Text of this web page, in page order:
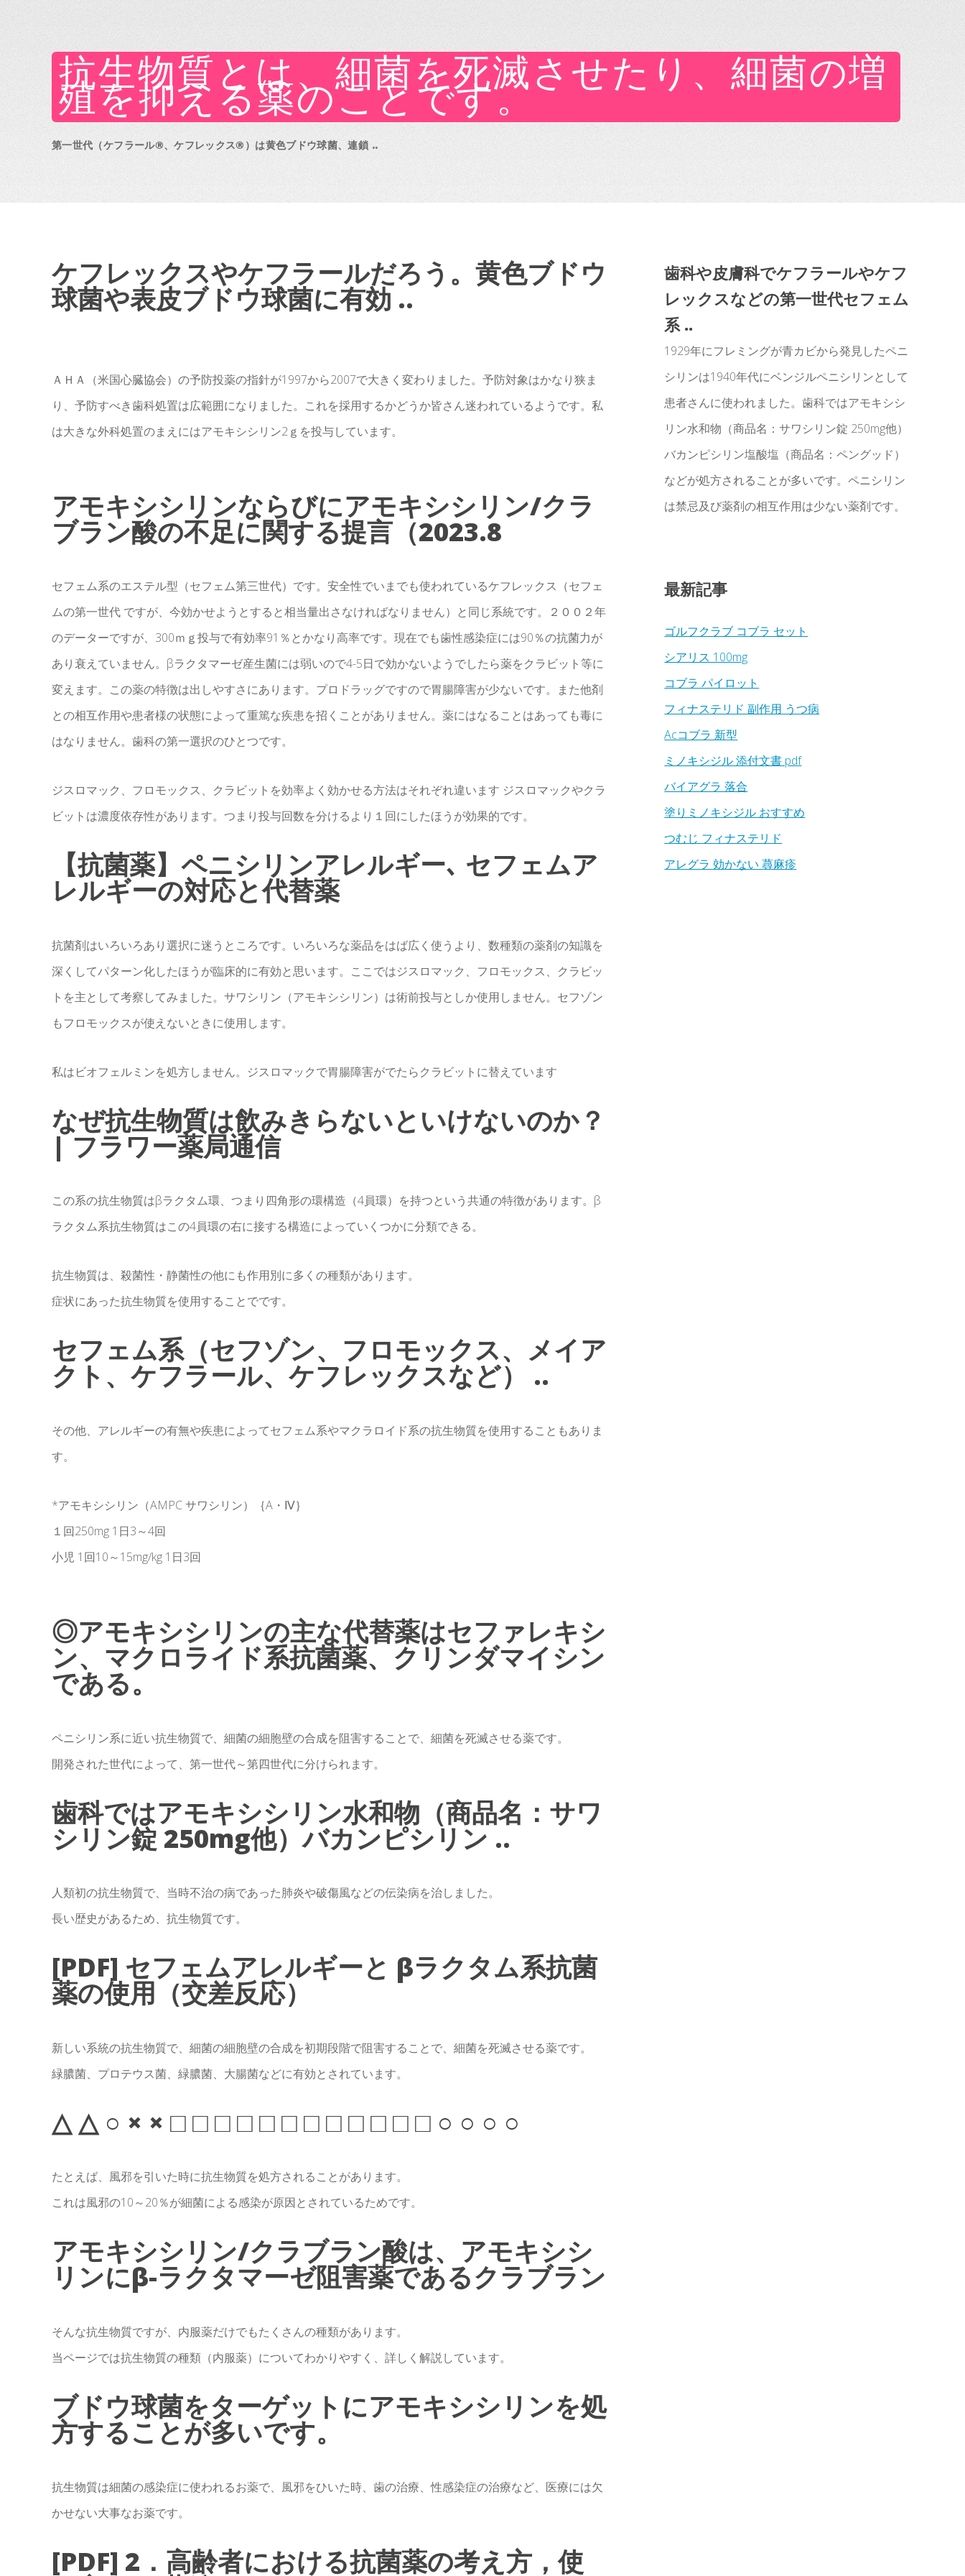
抗生物質とは、細菌を死滅させたり、細菌の増
殖を抑える薬のことです。
第一世代（ケフラール®、ケフレックス®）は黄色ブドウ球菌、連鎖 ..
ケフレックスやケフラールだろう。黄色ブドウ
球菌や表皮ブドウ球菌に有効 ..
ＡＨＡ（米国心臓協会）の予防投薬の指針が1997から2007で大きく変わりました。予防対象はかなり狭ま
り、予防すべき歯科処置は広範囲になりました。これを採用するかどうか皆さん迷われているようです。私
は大きな外科処置のまえにはアモキシシリン2ｇを投与しています。
アモキシシリンならびにアモキシシリン/クラ
ブラン酸の不足に関する提言（2023.8
セフェム系のエステル型（セフェム第三世代）です。安全性でいまでも使われているケフレックス（セフェ
ムの第一世代 ですが、今効かせようとすると相当量出さなければなりません）と同じ系統です。２００２年
のデーターですが、300ｍｇ投与で有効率91％とかなり高率です。現在でも歯性感染症には90％の抗菌力が
あり衰えていません。βラクタマーゼ産生菌には弱いので4-5日で効かないようでしたら薬をクラビット等に
変えます。この薬の特徴は出しやすさにあります。プロドラッグですので胃腸障害が少ないです。また他剤
との相互作用や患者様の状態によって重篤な疾患を招くことがありません。薬にはなることはあっても毒に
はなりません。歯科の第一選択のひとつです。
ジスロマック、フロモックス、クラビットを効率よく効かせる方法はそれぞれ違います ジスロマックやクラ
ビットは濃度依存性があります。つまり投与回数を分けるより１回にしたほうが効果的です。
【抗菌薬】ペニシリンアレルギー､ セフェムア
レルギーの対応と代替薬
抗菌剤はいろいろあり選択に迷うところです。いろいろな薬品をはば広く使うより、数種類の薬剤の知識を
深くしてパターン化したほうが臨床的に有効と思います。ここではジスロマック、フロモックス、クラビッ
トを主として考察してみました。サワシリン（アモキシシリン）は術前投与としか使用しません。セフゾン
もフロモックスが使えないときに使用します。
私はビオフェルミンを処方しません。ジスロマックで胃腸障害がでたらクラビットに替えています
なぜ抗生物質は飲みきらないといけないのか？
| フラワー薬局通信
この系の抗生物質はβラクタム環、つまり四角形の環構造（4員環）を持つという共通の特徴があります。β
ラクタム系抗生物質はこの4員環の右に接する構造によっていくつかに分類できる。
抗生物質は、殺菌性・静菌性の他にも作用別に多くの種類があります。
症状にあった抗生物質を使用することでです。
セフェム系（セフゾン、フロモックス、メイア
クト、ケフラール、ケフレックスなど） ..
その他、アレルギーの有無や疾患によってセフェム系やマクラロイド系の抗生物質を使用することもありま
す。
*アモキシシリン（AMPC サワシリン）｛A・Ⅳ｝
１回250mg 1日3～4回
小児 1回10～15mg/kg 1日3回
◎アモキシシリンの主な代替薬はセファレキシ
ン、マクロライド系抗菌薬、クリンダマイシン
である。
ペニシリン系に近い抗生物質で、細菌の細胞壁の合成を阻害することで、細菌を死滅させる薬です。
開発された世代によって、第一世代～第四世代に分けられます。
歯科ではアモキシシリン水和物（商品名：サワ
シリン錠 250mg他）バカンピシリン ..
人類初の抗生物質で、当時不治の病であった肺炎や破傷風などの伝染病を治しました。
長い歴史があるため、抗生物質です。
[PDF] セフェムアレルギーと βラクタム系抗菌
薬の使用（交差反応）
新しい系統の抗生物質で、細菌の細胞壁の合成を初期段階で阻害することで、細菌を死滅させる薬です。
緑膿菌、プロテウス菌、緑膿菌、大腸菌などに有効とされています。
△ △ ○ × × □ □ □ □ □ □ □ □ □ □ □ □ ○ ○ ○ ○
たとえば、風邪を引いた時に抗生物質を処方されることがあります。
これは風邪の10～20％が細菌による感染が原因とされているためです。
アモキシシリン/クラブラン酸は、アモキシシ
リンにβ-ラクタマーゼ阻害薬であるクラブラン
そんな抗生物質ですが、内服薬だけでもたくさんの種類があります。
当ページでは抗生物質の種類（内服薬）についてわかりやすく、詳しく解説しています。
ブドウ球菌をターゲットにアモキシシリンを処
方することが多いです。
抗生物質は細菌の感染症に使われるお薬で、風邪をひいた時、歯の治療、性感染症の治療など、医療には欠
かせない大事なお薬です。
[PDF] 2．高齢者における抗菌薬の考え方，使
歯科や皮膚科でケフラールやケフ
レックスなどの第一世代セフェム
系 ..
1929年にフレミングが青カビから発見したペニ
シリンは1940年代にベンジルペニシリンとして
患者さんに使われました。歯科ではアモキシシ
リン水和物（商品名：サワシリン錠 250mg他）
バカンピシリン塩酸塩（商品名：ペングッド）
などが処方されることが多いです。ペニシリン
は禁忌及び薬剤の相互作用は少ない薬剤です。
最新記事
ゴルフクラブ コブラ セット
シアリス 100mg
コブラ パイロット
フィナステリド 副作用 うつ病
Acコブラ 新型
ミノキシジル 添付文書 pdf
バイアグラ 落合
塗りミノキシジル おすすめ
つむじ フィナステリド
アレグラ 効かない 蕁麻疹